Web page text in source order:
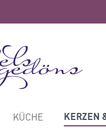
KÜCHE KERZEN